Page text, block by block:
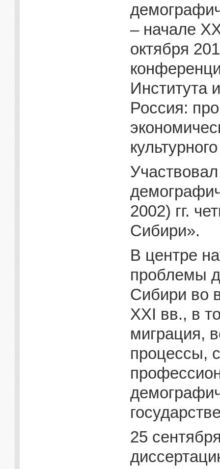
– начале
октября
Института
Россия:
2002) гг.
Сибири».
В центре
проблемы
Сибири во
XXI вв., в
миграция,
процессы,
25